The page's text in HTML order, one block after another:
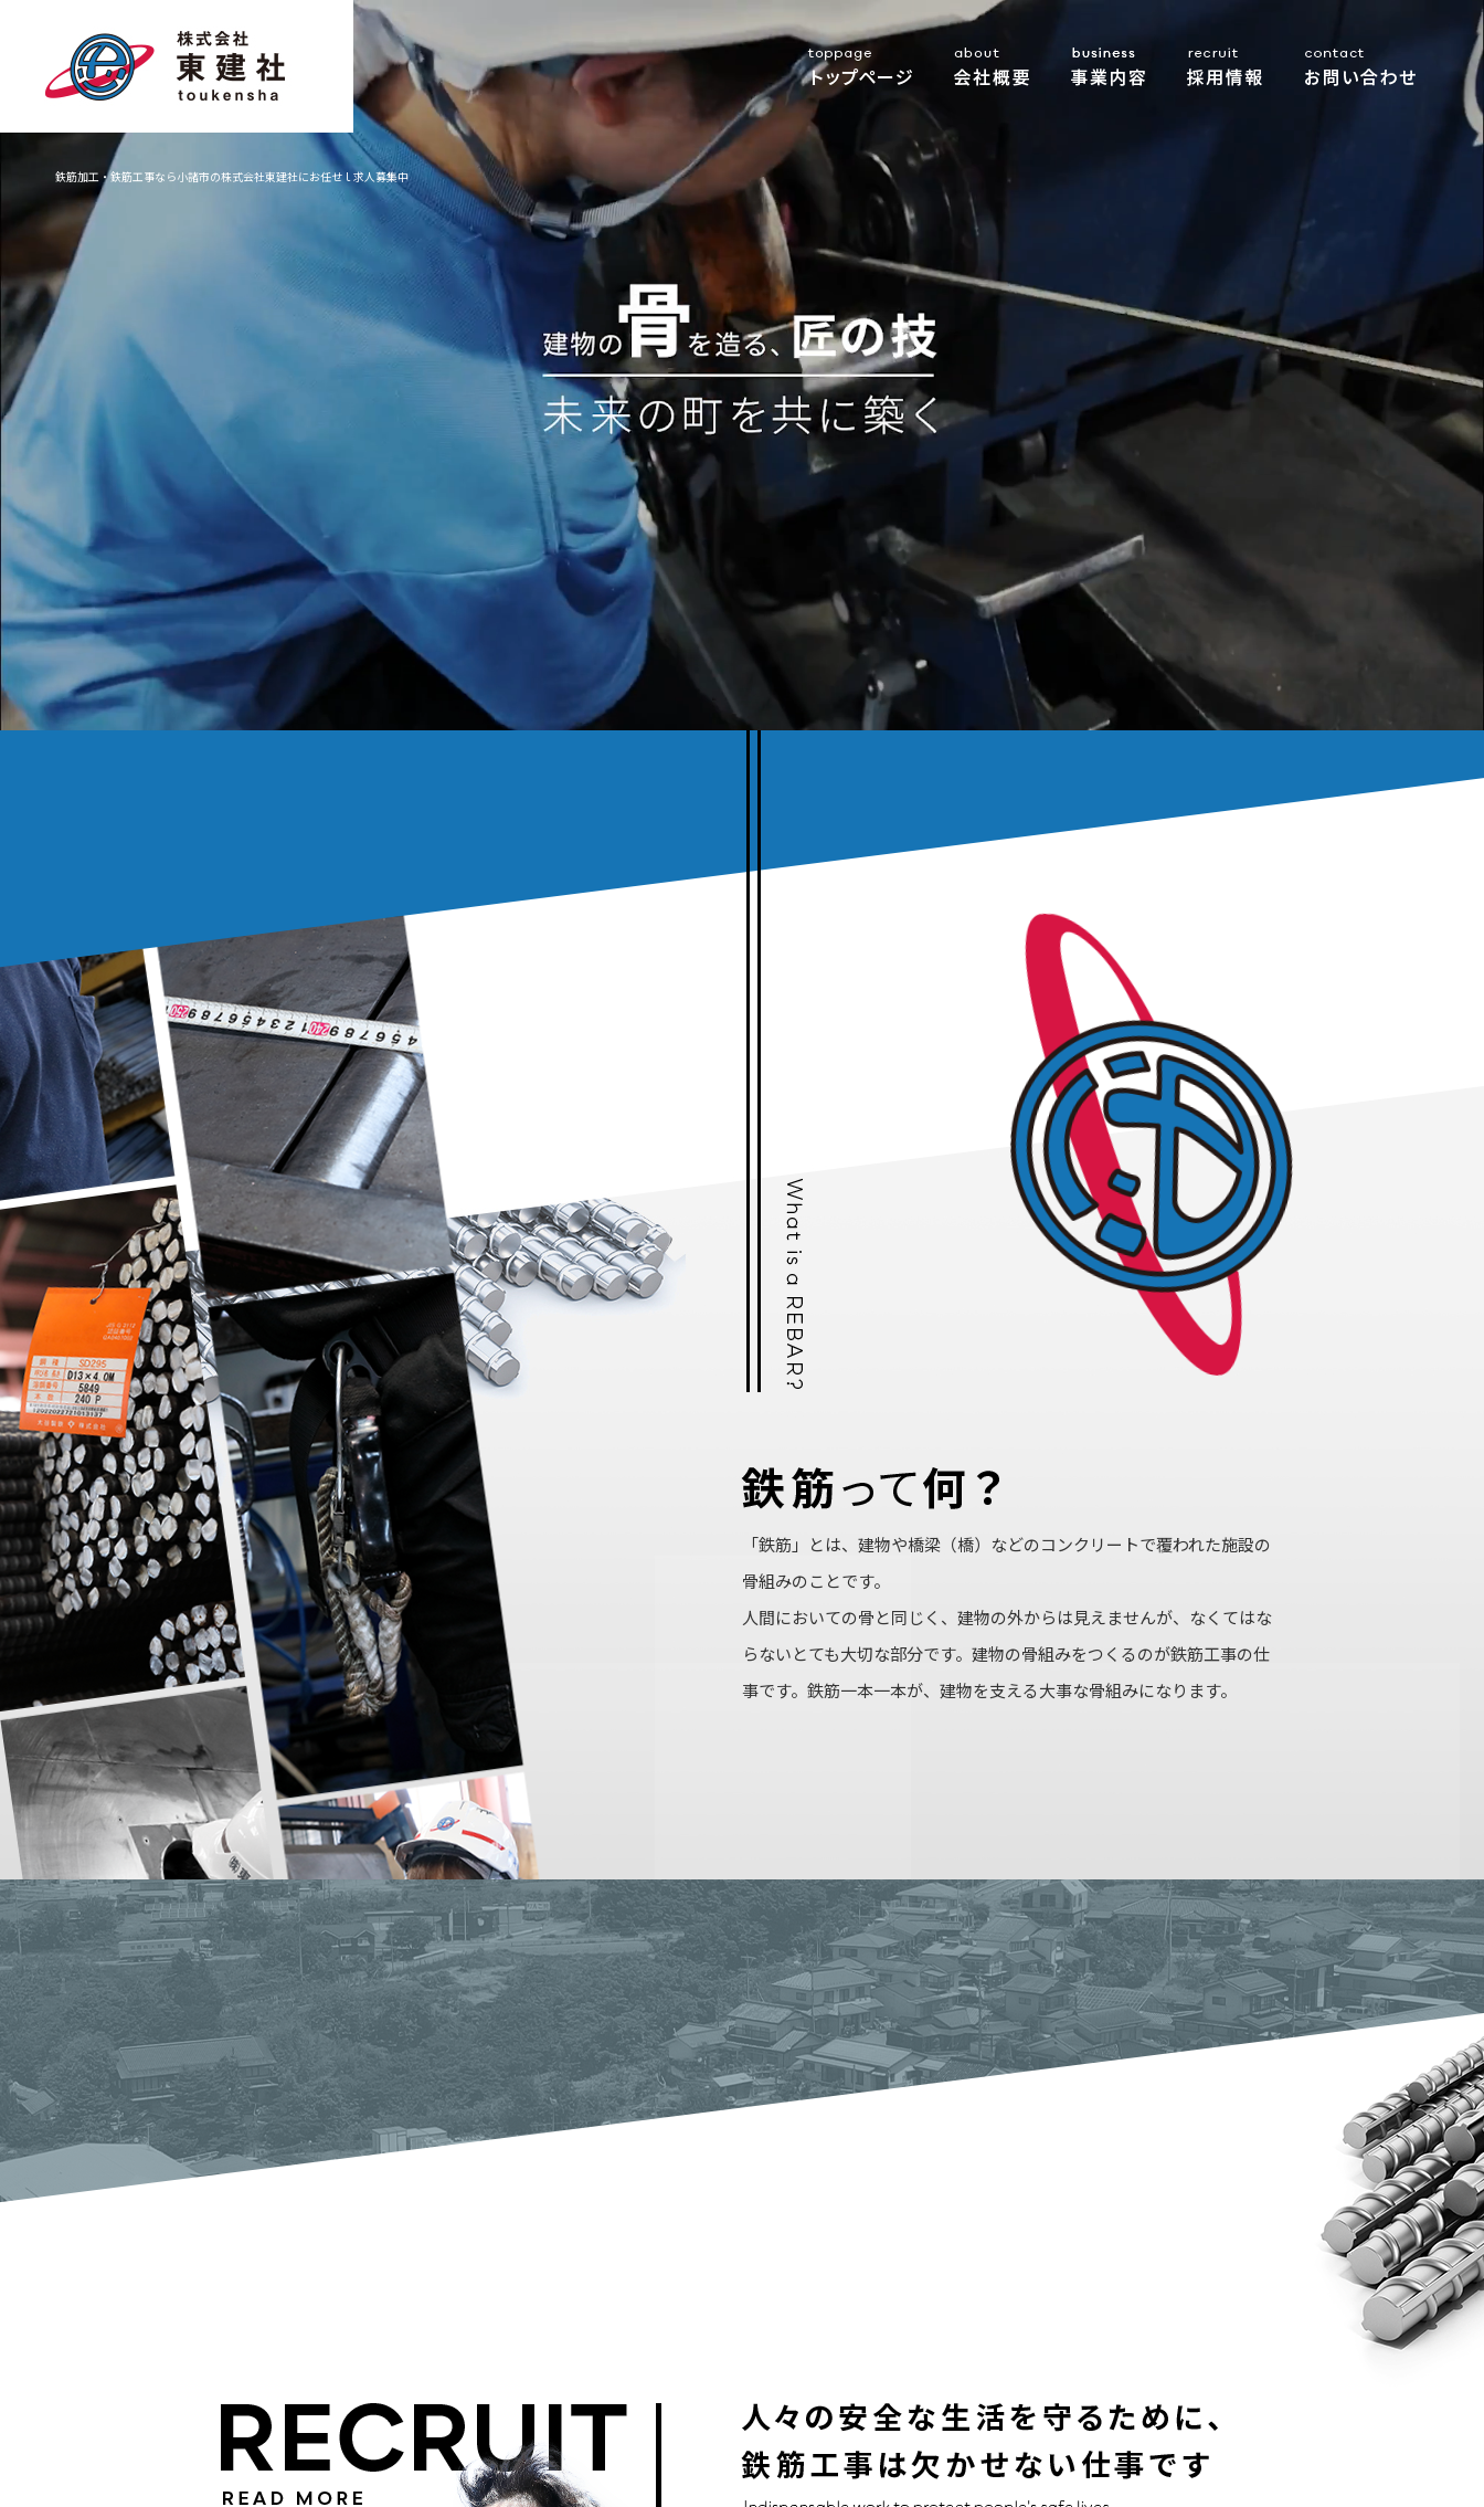
鉄筋加工・鉄筋工事なら小諸市の株式会社東建社にお任せｌ求人募集中
「鉄筋」とは、建物や橋梁（橋）などのコンクリートで覆われた施設の
骨組みのことです。
人間においての骨と同じく、建物の外からは見えませんが、なくてはな
らないとても大切な部分です。建物の骨組みをつくるのが鉄筋工事の仕
事です。鉄筋一本一本が、建物を支える大事な骨組みになります。